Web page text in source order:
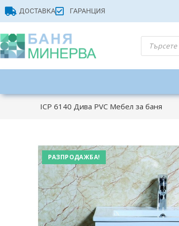
ДОСТАВКА ГАРАНЦИЯ
ICP 6140 Дива PVC Мебел за баня
РАЗПРОДАЖБА!